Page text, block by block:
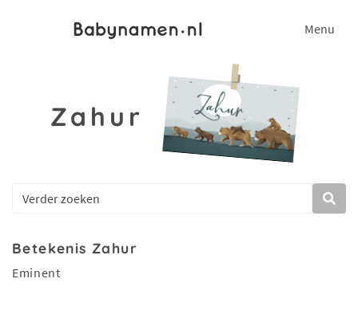
Menu
Zahur
Betekenis Zahur
Eminent